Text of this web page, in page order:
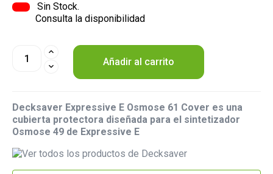
Sin Stock.
Consulta la disponibilidad
Añadir al carrito
Decksaver Expressive E Osmose 61 Cover es una
cubierta protectora diseñada para el sintetizador
Osmose 49 de Expressive E